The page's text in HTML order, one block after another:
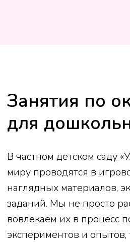
Занятия по
для
В частном детском саду
миру проводятся в
наглядных материалов,
заданий. Мы не просто
вовлекаем их в процесс
экспериментов и опытов,